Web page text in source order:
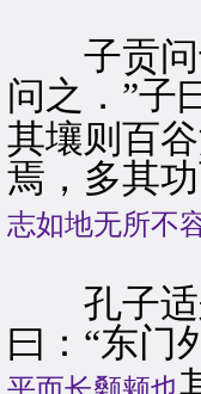
子贡问于
问之．”子
其壤则百
焉，多其功
志如地无所不
孔子适
曰：“东门